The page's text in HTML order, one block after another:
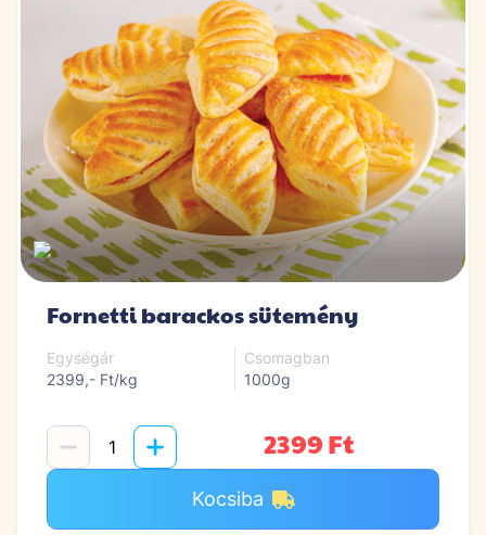
Fornetti barackos sütemény
Egységár
2399,- Ft/kg
Csomagban
1000g
2399 Ft
Kocsiba